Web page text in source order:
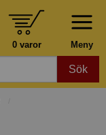
Meny
0 varor
Sök